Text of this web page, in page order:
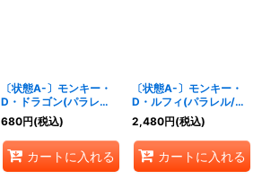
〔状態A-〕モンキー・
D・ドラゴン(パラレ
ル/illust:Anderson)
【L/P】{OP07-001}
680円(税込)
カートに入れる
〔状態A-〕モンキー・
D・ルフィ(パラレル/漫
画絵)【SR/P】{OP07-
109}
2,480円(税込)
カートに入れる